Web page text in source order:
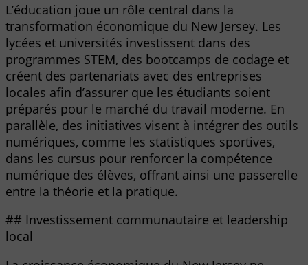
L’éducation joue un rôle central dans la
transformation économique du New Jersey. Les
lycées et universités investissent dans des
programmes STEM, des bootcamps de codage et
créent des partenariats avec des entreprises
locales afin d’assurer que les étudiants soient
préparés pour le marché du travail moderne. En
parallèle, des initiatives visent à intégrer des outils
numériques, comme les statistiques sportives,
dans les cursus pour renforcer la compétence
numérique des élèves, offrant ainsi une passerelle
entre la théorie et la pratique.
## Investissement communautaire et leadership
local